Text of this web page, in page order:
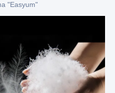
"Easyum"